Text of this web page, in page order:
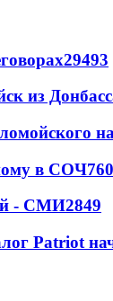
29493
из
в СОЧ
- СМИ2849
Patriot